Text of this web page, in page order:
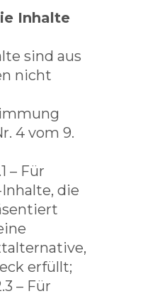
Inhalte
sind aus
nicht
4 vom 9.
– Für
die
erfüllt;
– Für